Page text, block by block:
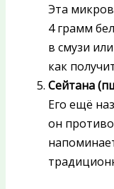
Эта
4 грамм
в смузи
как
Сейтана
Его ещё
он